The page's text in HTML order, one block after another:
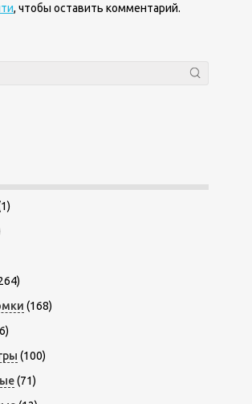
, чтобы оставить комментарий.
(168)
(100)
(71)